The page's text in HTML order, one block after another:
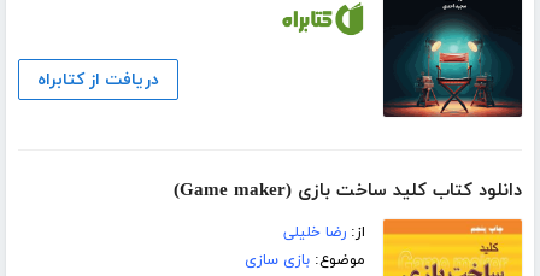
دریافت از کتابراه
دانلود کتاب کلید ساخت بازی (Game maker)
از:رضا خلیلی
موضوع:بازی سازی